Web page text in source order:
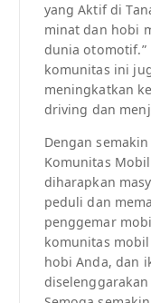
yang Aktif di
minat dan hobi
dunia
komunitas ini
meningkatkan
driving dan
Dengan
Komunitas
diharapkan
peduli dan
penggemar
komunitas
hobi Anda, dan